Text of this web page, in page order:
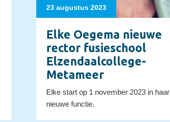
23 augustus 2023
Elke Oegema nieuwe
rector fusieschool
Elzendaalcollege-
Metameer
Elke start op 1 november 2023 in haar
nieuwe functie.